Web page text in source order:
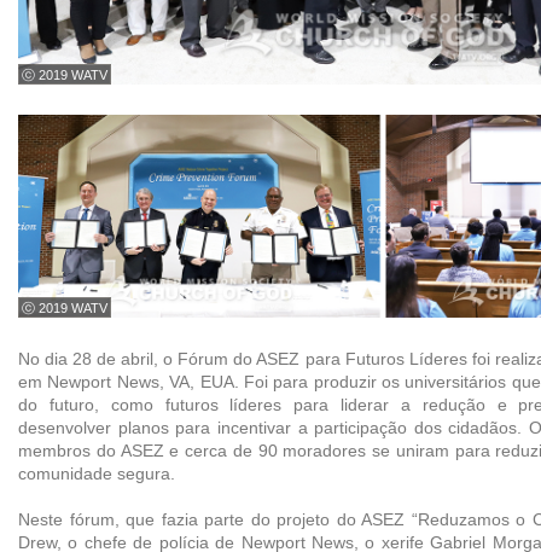
ⓒ 2019 WATV
ⓒ 2019 WATV
No dia 28 de abril, o Fórum do ASEZ para Futuros Líderes foi
em Newport News, VA, EUA. Foi para produzir os universitários
do futuro, como futuros líderes para liderar a redução e
desenvolver planos para incentivar a participação dos cidadãos.
membros do ASEZ e cerca de 90 moradores se uniram para
comunidade segura.
Neste fórum, que fazia parte do projeto do ASEZ “Reduzamos o
Drew, o chefe de polícia de Newport News, o xerife Gabriel